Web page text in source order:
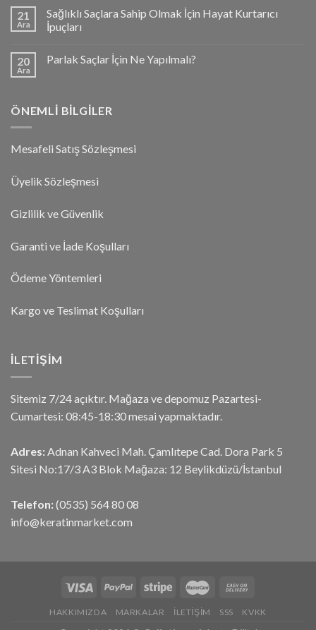
21
Ara
Sağlıklı Saçlara Sahip Olmak İçin Hayat Kurtarıcı
İpuçları
20
Ara
Parlak Saçlar İçin Ne Yapılmalı?
ÖNEMLI BILGILER
Mesafeli Satış Sözleşmesi
Üyelik Sözleşmesi
Gizlilik ve Güvenlik
Garanti ve İade Koşulları
Ödeme Yöntemleri
Kargo ve Teslimat Koşulları
İLETIŞIM
Sitemiz 7/24 açıktır. Mağaza ve depomuz Pazartesi-
Cumartesi: 08:45-18:30 mesai yapmaktadır.
Adres: Adnan Kahveci Mah. Çamlıtepe Cad. Dora Park 5
Sitesi No:17/3 A3 Blok Mağaza: 12 Beylikdüzü/İstanbul
Telefon: (0535) 564 80 08
info@keratinmarket.com
HAKKIMIZDA MARKALAR İLETIŞIM SSS KVKK